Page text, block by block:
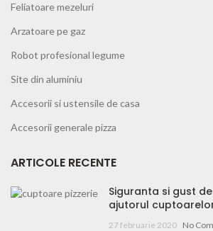
Feliatoare mezeluri
Arzatoare pe gaz
Robot profesional legume
Site din aluminiu
Accesorii si ustensile de casa
Accesorii generale pizza
ARTICOLE RECENTE
Siguranta si gust
ajutorul
27 februarie 2020 No